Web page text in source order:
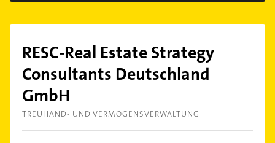
RESC-Real Estate Strategy
Consultants Deutschland
GmbH
TREUHAND- UND VERMÖGENSVERWALTUNG